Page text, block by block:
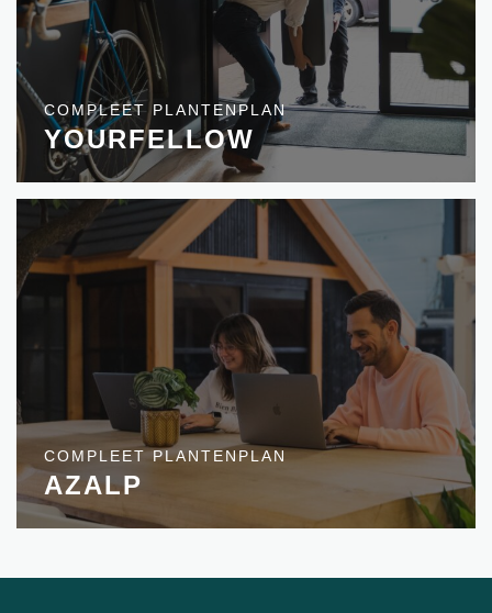
COMPLEET PLANTENPLAN
YOURFELLOW
COMPLEET PLANTENPLAN
AZALP